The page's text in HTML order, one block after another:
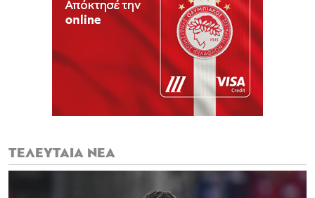
ΤΕΛΕΥΤΑΙΑ ΝΕΑ